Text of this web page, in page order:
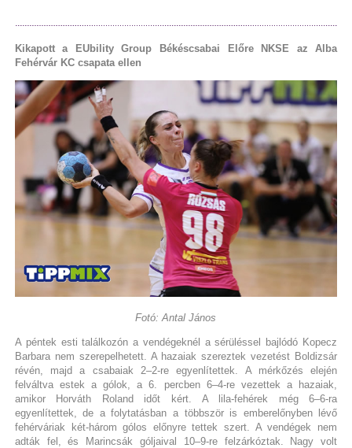
Kikapott a EUbility Group Békéscsabai Előre NKSE az Alba
Fehérvár KC csapata ellen
Fotó: Antal János
A péntek esti találkozón a vendégeknél a sérüléssel bajlódó Kopecz
Barbara nem szerepelhetett. A hazaiak szereztek vezetést Boldizsár
révén, majd a csabaiak 2–2-re egyenlítettek. A mérkőzés elején
felváltva estek a gólok, a 6. percben 6–4-re vezettek a hazaiak,
amikor Horváth Roland időt kért. A lila-fehérek még 6–6-ra
egyenlítettek, de a folytatásban a többször is emberelőnyben lévő
fehérváriak két-három gólos előnyre tettek szert. A vendégek nem
adták fel, és Marincsák góljaival 10–9-re felzárkóztak. Nagy volt